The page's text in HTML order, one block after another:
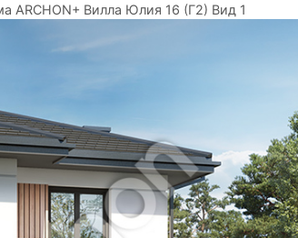
ARCHON+ Вилла Юлия 16 (Г2) Вид 1